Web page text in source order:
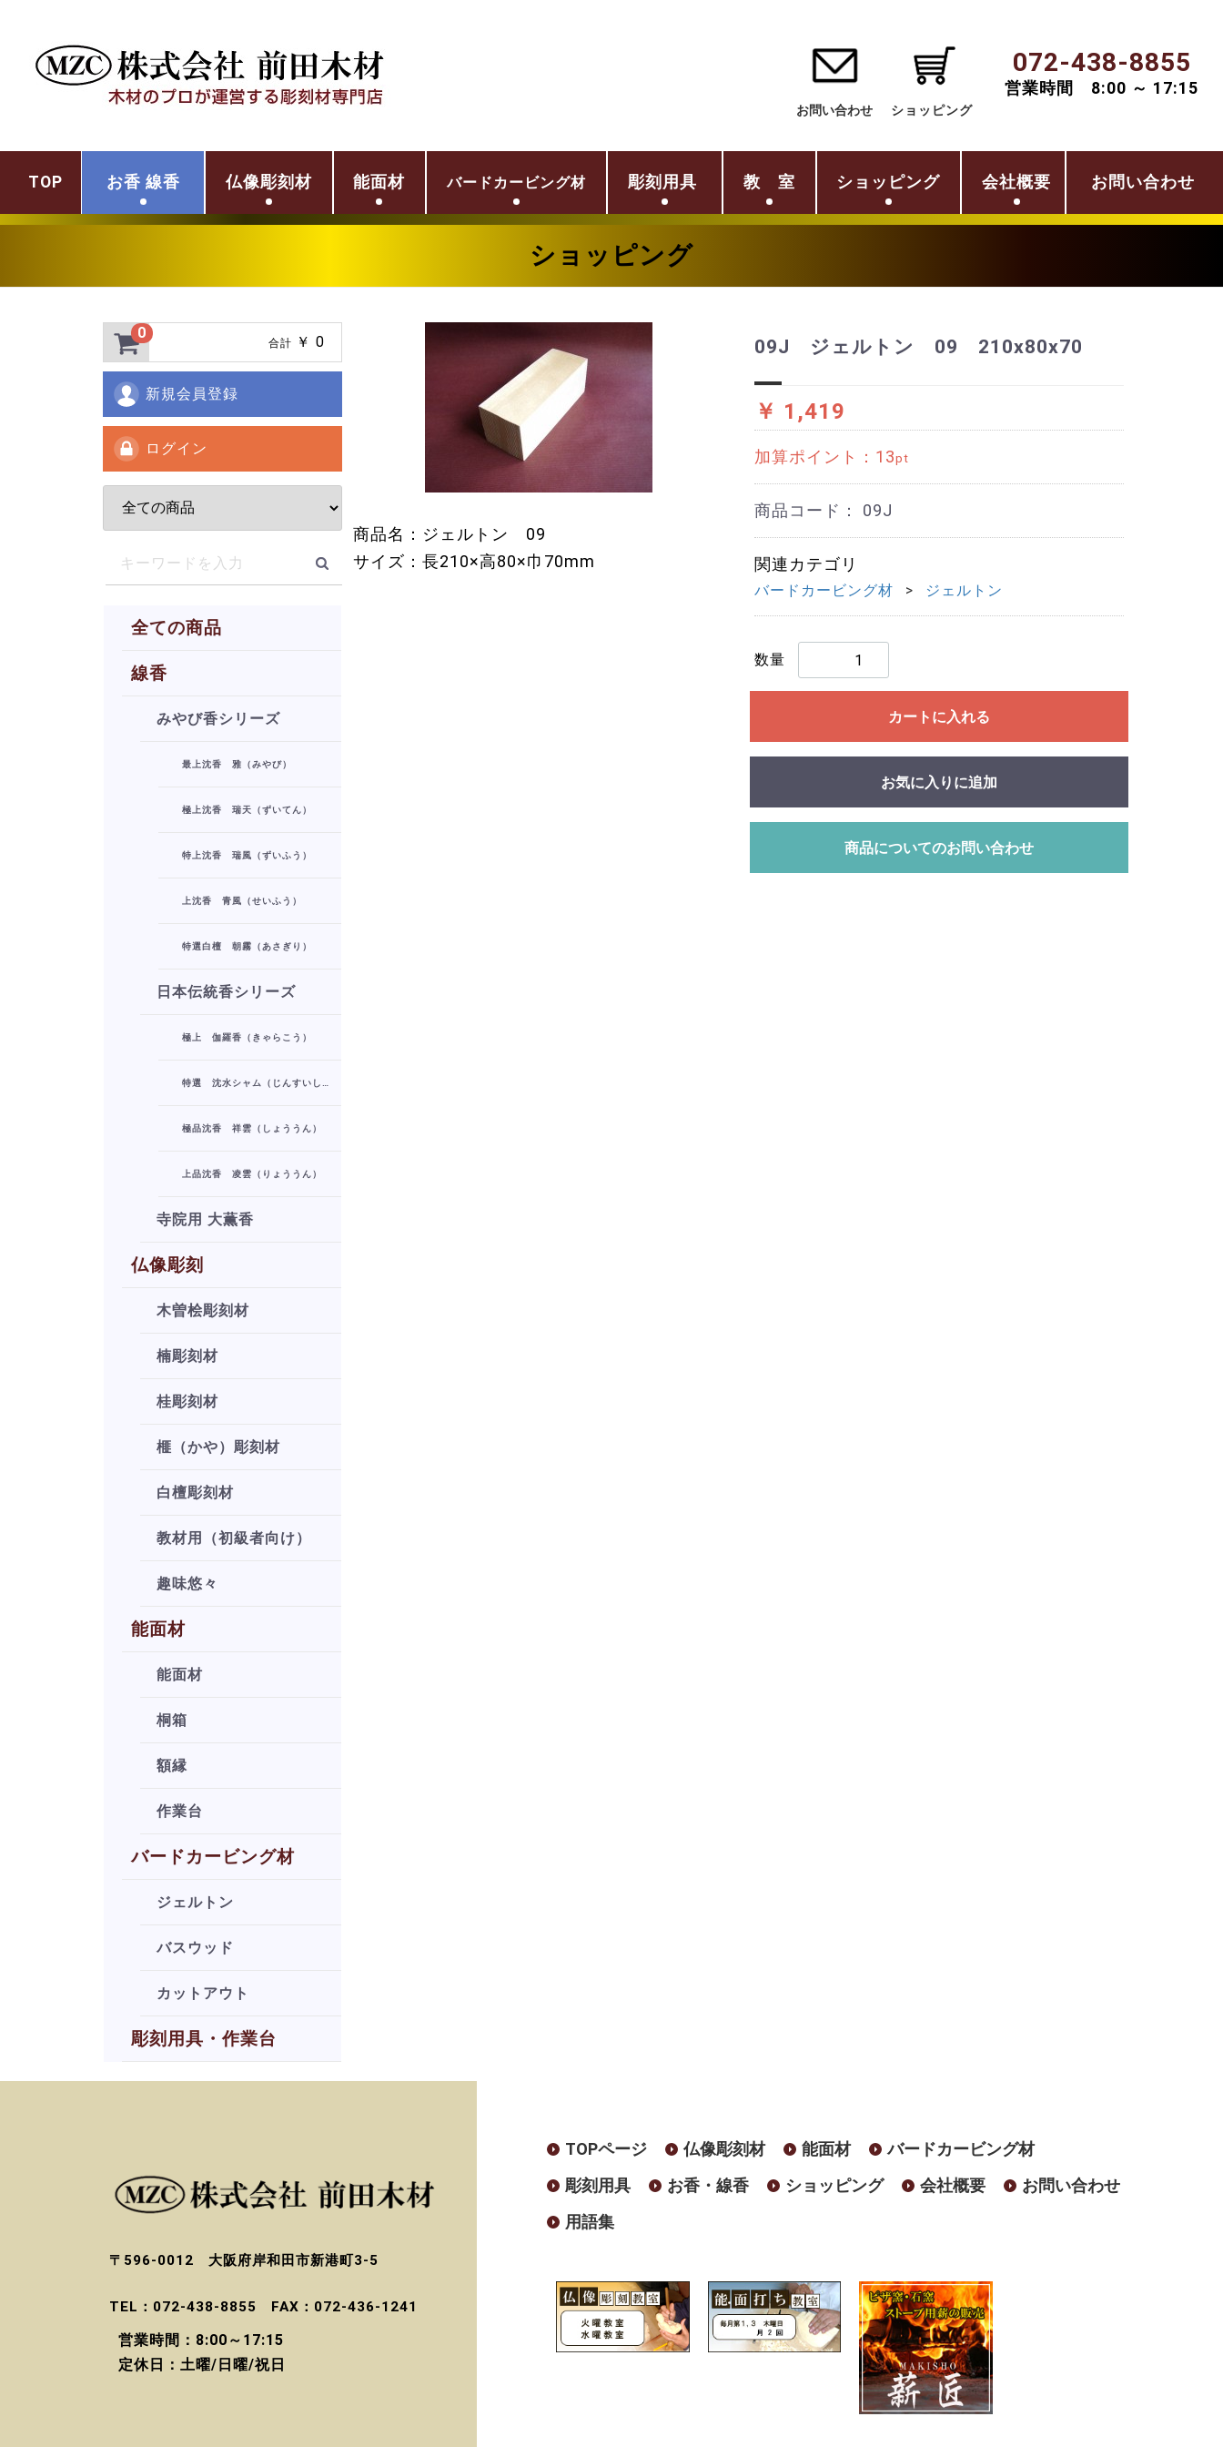
お問い合わせ ショッピング
072-438-8855
営業時間 8:00 ～ 17:15
TOP お香 線香 仏像彫刻材 能面材 バードカービング材 彫刻用具 教 室 ショッピング 会社概要 お問い合わせ
ショッピング
0
合計 ￥ 0
新規会員登録
ログイン
全ての商品
線香
みやび香シリーズ
最上沈香 雅（みやび）
極上沈香 瑞天（ずいてん）
特上沈香 瑞風（ずいふう）
上沈香 青風（せいふう）
特選白檀 朝霧（あさぎり）
日本伝統香シリーズ
極上 伽羅香（きゃらこう）
極品沈香 祥雲（しょううん）
上品沈香 凌雲（りょううん）
寺院用 大薫香
仏像彫刻
木曽桧彫刻材
楠彫刻材
桂彫刻材
榧（かや）彫刻材
白檀彫刻材
教材用（初級者向け）
趣味悠々
能面材
能面材
桐箱
額縁
作業台
バードカービング材
ジェルトン
バスウッド
カットアウト
彫刻用具・作業台
商品名：ジェルトン 09
サイズ：長210×高80×巾70mm
09J ジェルトン 09 210x80x70
￥ 1,419
加算ポイント： 13pt
商品コード： 09J
関連カテゴリ
バードカービング材 ジェルトン
数量
カートに入れる
お気に入りに追加
商品についてのお問い合わせ
〒596-0012 大阪府岸和田市新港町3-5
TEL：072-438-8855 FAX：072-436-1241
営業時間：8:00～17:15
定休日：土曜/日曜/祝日
TOPページ 仏像彫刻材 能面材
バードカービング材
彫刻用具
お香・線香 ショッピング 会社概要
お問い合わせ
用語集